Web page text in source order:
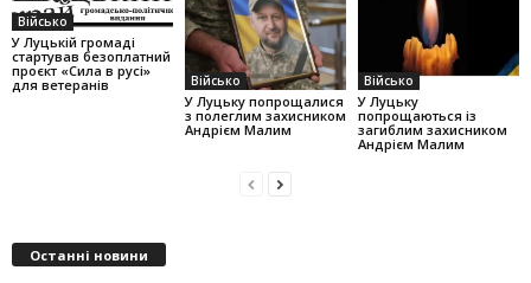
Військо
У Луцькій громаді
стартував безоплатний
проєкт «Сила в русі»
для ветеранів
Військо
У Луцьку попрощалися
з полеглим захисником
Андрієм Малим
Військо
У Луцьку
попрощаються із
загиблим захисником
Андрієм Малим
Останні новини